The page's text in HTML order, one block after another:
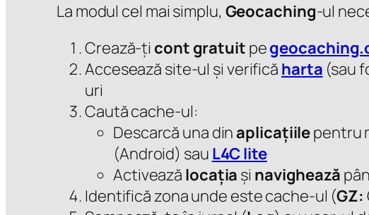
La modul cel mai simplu, Geocaching-ul
Crează-ți cont gratuit pe
Accesează site-ul și verifică harta (sau
uri
Caută cache-ul:
Descarcă una din aplicațiilepentru
(Android) sau L4C lite
Activează locația și navighează
Identifică zona unde este cache-ul (GZ: